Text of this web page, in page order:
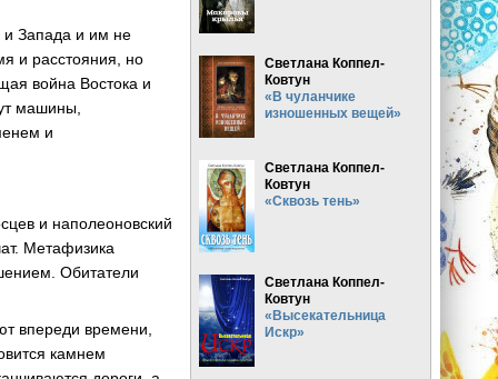
и Запада и им не
и расстояния, но
война Востока и
машины,
и
и наполеоновский
Метафизика
Обитатели
впереди времени,
камнем
Светлана Коппел-
Ковтун
«В чуланчике
изношенных вещей»
Светлана Коппел-
Ковтун
«Сквозь тень»
Светлана Коппел-
Ковтун
«Высекательница
Искр»